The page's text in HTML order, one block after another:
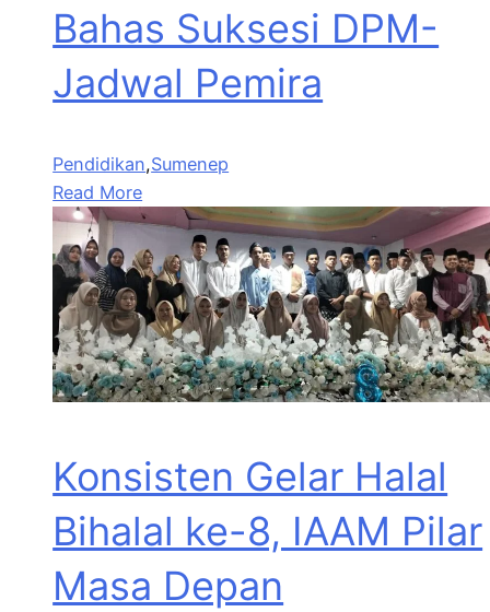
Bahas Suksesi DPM-
Jadwal Pemira
Pendidikan,Sumenep
Read More
Konsisten Gelar Halal
Bihalal ke-8, IAAM Pilar
Masa Depan